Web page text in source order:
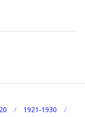
1921-1930